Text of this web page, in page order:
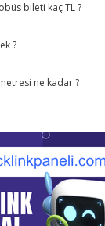
bileti kaç TL ?
?
ne kadar ?